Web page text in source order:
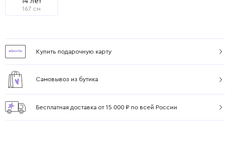
167 см
Купить подарочную карту
Самовывоз из бутика
Бесплатная доставка от 15 000 ₽ по всей России